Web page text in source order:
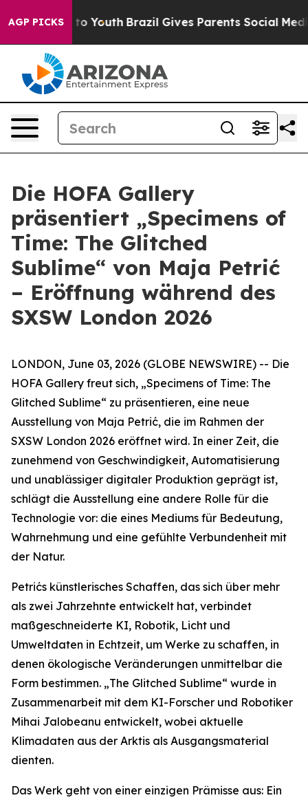
AGP PICKS
Harms to Youth Brazil Gives Parents Social Media
Die HOFA Gallery
präsentiert „Specimens of
Time: The Glitched
Sublime“ von Maja Petrić
– Eröffnung während des
SXSW London 2026
LONDON, June 03, 2026 (GLOBE NEWSWIRE) -- Die
HOFA Gallery freut sich, „Specimens of Time: The
Glitched Sublime“ zu präsentieren, eine neue
Ausstellung von Maja Petrić, die im Rahmen der
SXSW London 2026 eröffnet wird. In einer Zeit, die
zunehmend von Geschwindigkeit, Automatisierung
und unablässiger digitaler Produktion geprägt ist,
schlägt die Ausstellung eine andere Rolle für die
Technologie vor: die eines Mediums für Bedeutung,
Wahrnehmung und eine gefühlte Verbundenheit mit
der Natur.
Petrićs künstlerisches Schaffen, das sich über mehr
als zwei Jahrzehnte entwickelt hat, verbindet
maßgeschneiderte KI, Robotik, Licht und
Umweltdaten in Echtzeit, um Werke zu schaffen, in
denen ökologische Veränderungen unmittelbar die
Form bestimmen. „The Glitched Sublime“ wurde in
Zusammenarbeit mit dem KI-Forscher und Robotiker
Mihai Jalobeanu entwickelt, wobei aktuelle
Klimadaten aus der Arktis als Ausgangsmaterial
dienten.
Das Werk geht von einer einzigen Prämisse aus: Ein